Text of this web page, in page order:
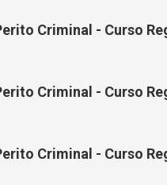
Criminal - Curso
Criminal - Curso
Criminal - Curso